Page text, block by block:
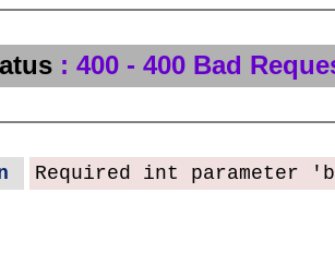
: 400 - 400 Bad
Required int parameter